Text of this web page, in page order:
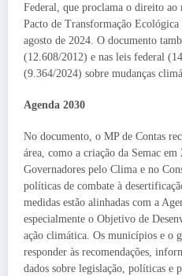
Federal, que proclama o direito
Pacto de Transformação
agosto de 2024. O documento
(12.608/2012) e nas leis federal
(9.364/2024) sobre mudanças
Agenda 2030
No documento, o MP de Contas
área, como a criação da Semac
Governadores pelo Clima e no
políticas de combate à
medidas estão alinhadas com a
especialmente o Objetivo de
ação climática. Os municípios e o
responder às recomendações,
dados sobre legislação, políticas e